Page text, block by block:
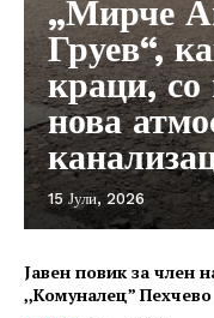
„Мирче
Груев“,
краци, со
нова
15 Јули, 2026
Јавен повик за член
,,Комуналец” Пехчево